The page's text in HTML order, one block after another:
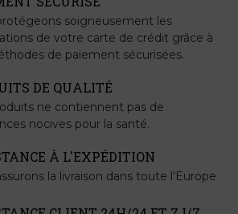
soigneusement les
de votre carte de crédit grâce à
de paiement sécurisées.
DE QUALITÉ
ne contiennent pas de
nocives pour la santé.
À L'EXPÉDITION
la livraison dans toute l'Europe